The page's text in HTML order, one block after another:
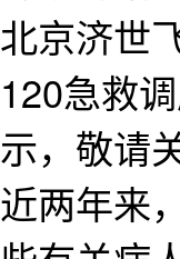
北京济世
120急救
示，敬请
近两年来